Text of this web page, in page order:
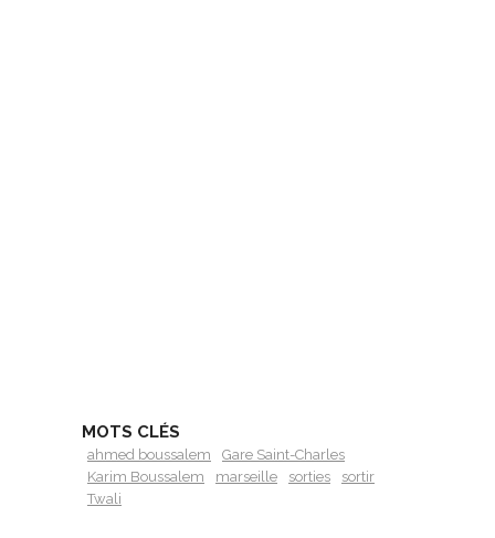
MOTS CLÉS
ahmed boussalem
Gare Saint-Charles
Karim Boussalem
marseille sorties
sortir
Twali